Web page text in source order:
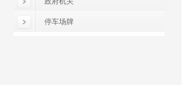
停车场牌